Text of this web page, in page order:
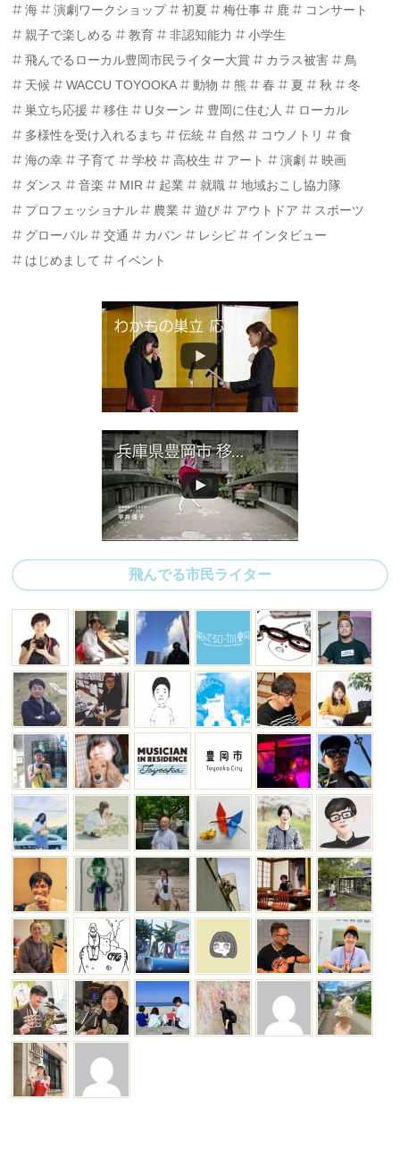
海 演劇ワークショップ 初夏 梅仕事 鹿
コンサート
親子で楽しめる
教育 非認知能力
小学生
飛んでるローカル豊岡市民ライター大賞
カラス被害
鳥
天候
WACCU TOYOOKA 動物 熊 春 夏 秋
冬
巣立ち応援
移住 Uターン 豊岡に住む人
ローカル
多様性を受け入れるまち
伝統 自然 コウノトリ
食
海の幸
子育て 学校 高校生 アート 演劇
映画
ダンス
音楽 MIR 起業 就職
地域おこし協力隊
プロフェッショナル
農業 遊び アウトドア
スポーツ
グローバル
交通 カバン レシピ
インタビュー
はじめまして
イベント
飛んでる市民ライター